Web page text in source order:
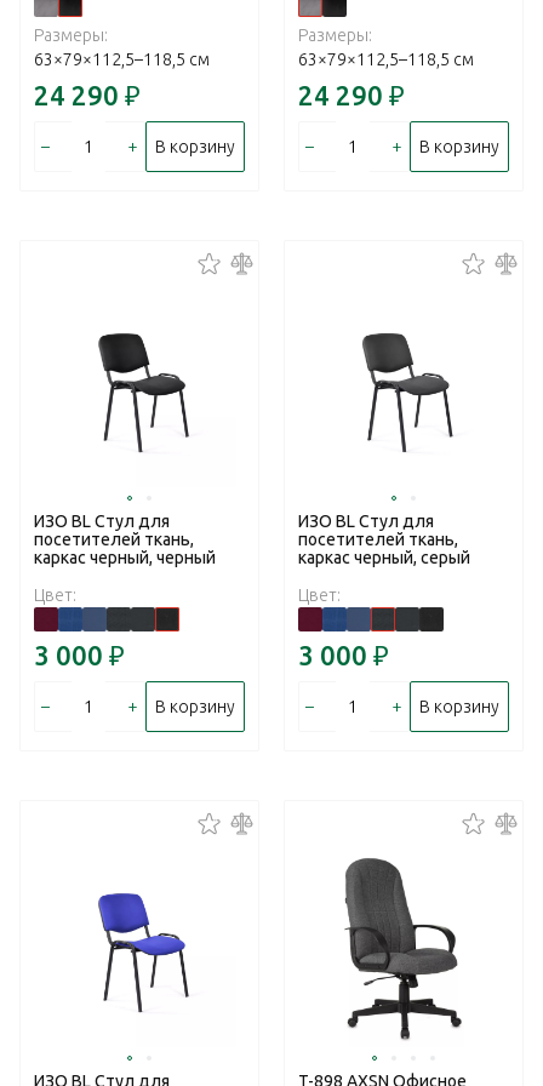
Размеры:
63×79×112,5–118,5 см
24 290 ₽
– + В корзину
Размеры:
63×79×112,5–118,5 см
24 290 ₽
– + В корзину
ИЗО BL Стул для
посетителей ткань,
каркас черный, черный
Цвет:
3 000 ₽
– + В корзину
ИЗО BL Стул для
посетителей ткань,
каркас черный, серый
Цвет:
3 000 ₽
– + В корзину
ИЗО BL Стул для T-898 AXSN Офисное